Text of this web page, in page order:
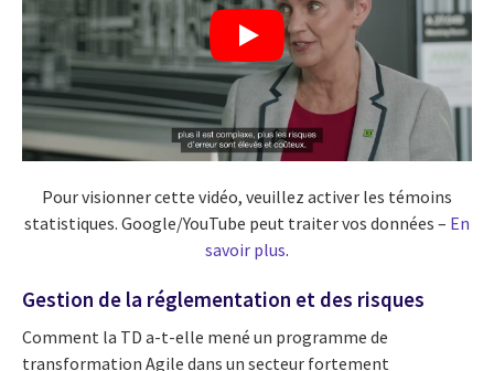
Pour visionner cette vidéo, veuillez activer les témoins
statistiques. Google/YouTube peut traiter vos données – En
savoir plus.
Gestion de la réglementation et des risques
Comment la TD a-t-elle mené un programme de
transformation Agile dans un secteur fortement